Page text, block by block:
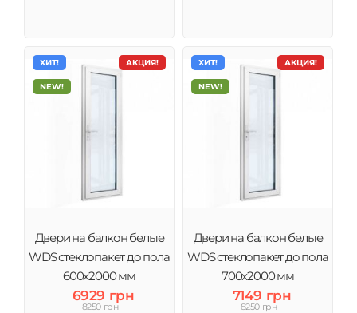
АКЦИЯ!
ХИТ!
NEW!
Двери на балкон белые
WDS стеклопакет до пола
600x2000 мм
6929 грн
8250 грн
АКЦИЯ!
ХИТ!
NEW!
Двери на балкон белые
WDS стеклопакет до пола
700x2000 мм
7149 грн
8250 грн